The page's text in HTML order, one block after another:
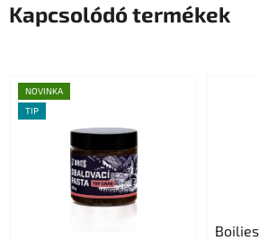
Kapcsolódó termékek
NOVINKA
TIP